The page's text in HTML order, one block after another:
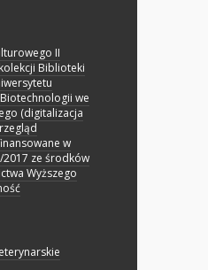
II
Biblioteki
we
(digitalizacja
w
2017 ze środków
Wyższego